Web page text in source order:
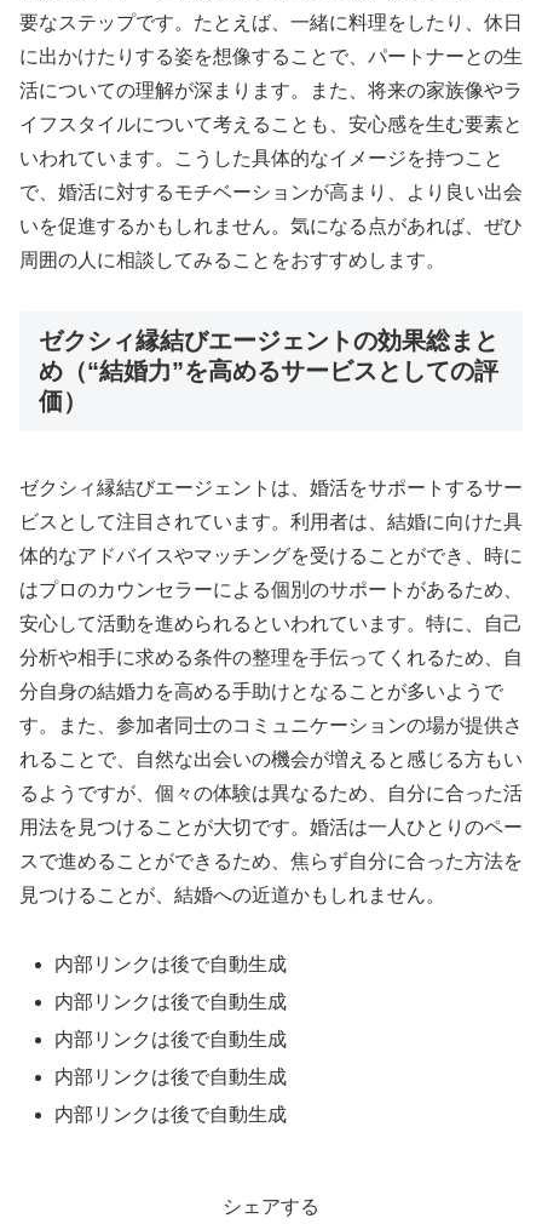
要なステップです。たとえば、一緒に料理をしたり、休日
に出かけたりする姿を想像することで、パートナーとの生
活についての理解が深まります。また、将来の家族像やラ
イフスタイルについて考えることも、安心感を生む要素と
いわれています。こうした具体的なイメージを持つこと
で、婚活に対するモチベーションが高まり、より良い出会
いを促進するかもしれません。気になる点があれば、ぜひ
周囲の人に相談してみることをおすすめします。
ゼクシィ縁結びエージェントの効果総まと
め（“結婚力”を高めるサービスとしての評
価）
ゼクシィ縁結びエージェントは、婚活をサポートするサー
ビスとして注目されています。利用者は、結婚に向けた具
体的なアドバイスやマッチングを受けることができ、時に
はプロのカウンセラーによる個別のサポートがあるため、
安心して活動を進められるといわれています。特に、自己
分析や相手に求める条件の整理を手伝ってくれるため、自
分自身の結婚力を高める手助けとなることが多いようで
す。また、参加者同士のコミュニケーションの場が提供さ
れることで、自然な出会いの機会が増えると感じる方もい
るようですが、個々の体験は異なるため、自分に合った活
用法を見つけることが大切です。婚活は一人ひとりのペー
スで進めることができるため、焦らず自分に合った方法を
見つけることが、結婚への近道かもしれません。
内部リンクは後で自動生成
内部リンクは後で自動生成
内部リンクは後で自動生成
内部リンクは後で自動生成
内部リンクは後で自動生成
シェアする